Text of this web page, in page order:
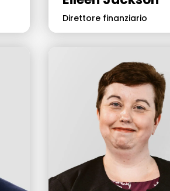
Direttore finanziario